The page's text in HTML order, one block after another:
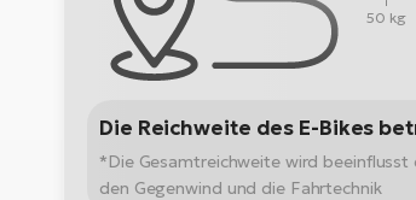
50 kg
Die Reichweite des E-Bikes
*Die Gesamtreichweite wird
den Gegenwind und die Fahrtechnik